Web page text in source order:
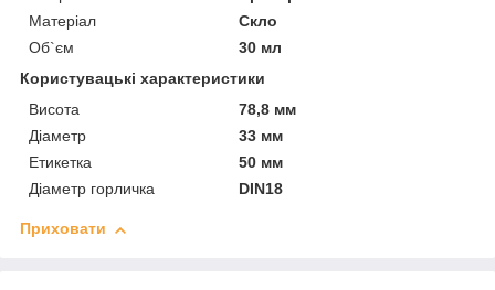
Матеріал
Скло
Об`єм
30 мл
Користувацькі характеристики
Висота
78,8 мм
Діаметр
33 мм
Етикетка
50 мм
Діаметр горличка
DIN18
Приховати